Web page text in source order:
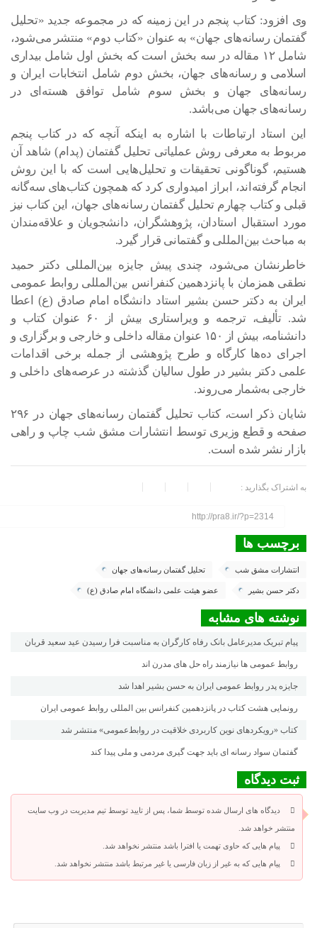
وی افزود: کتاب پنجم در این زمینه که در مجموعه جدید «تحلیل
گفتمان رسانه‌های جهان» به عنوان «کتاب دوم» منتشر می‌شود،
شامل ۱۲ مقاله در سه بخش است که بخش اول شامل بیداری
اسلامی و رسانه‌های جهان، بخش دوم شامل انتخابات ایران و
رسانه‌های جهان و بخش سوم شامل توافق هسته‌ای در
رسانه‌های جهان می‌باشد.
این استاد ارتباطات با اشاره به اینکه آنچه که در کتاب پنجم
مربوط به معرفی روش عملیاتی تحلیل گفتمان (پدام) شاهد آن
هستیم، گوناگونی تحقیقات و تحلیل‌هایی است که با این روش
انجام گرفته‌اند، ابراز امیدواری کرد که همچون کتاب‌های سه‌گانه
قبلی و کتاب چهارم تحلیل گفتمان رسانه‌های جهان، این کتاب نیز
مورد استقبال استادان، پژوهشگران، دانشجویان و علاقه‌مندان
به مباحث بین‌المللی و گفتمانی قرار گیرد.
خاطرنشان می‌شود، چندی پیش جایزه بین‌المللی دکتر حمید
نطقی همزمان با پانزدهمین کنفرانس بین‌المللی روابط عمومی
ایران به دکتر حسن بشیر استاد دانشگاه امام صادق (ع) اعطا
شد. تألیف، ترجمه و ویراستاری بیش از ۶۰ عنوان کتاب و
دانشنامه، بیش از ۱۵۰ عنوان مقاله داخلی و خارجی و برگزاری و
اجرای ده‌ها کارگاه و طرح پژوهشی از جمله برخی اقدامات
علمی دکتر بشیر در طول سالیان گذشته در عرصه‌های داخلی و
خارجی به‌شمار می‌روند.
شایان ذکر است، کتاب تحلیل گفتمان رسانه‌های جهان در ۲۹۶
صفحه و قطع وزیری توسط انتشارات مشق شب چاپ و راهی
بازار نشر شده است.
به اشتراک بگذارید :
http://pra8.ir/?p=2314
برچسب ها
انتشارات مشق شب تحلیل گفتمان رسانه‌های جهان
دکتر حسن بشیر عضو هیئت علمی دانشگاه امام صادق (ع)
نوشته های مشابه
پیام تبریک مدیرعامل بانک رفاه کارگران به مناسبت فرا رسیدن عید سعید قربان
روابط عمومی ها نیازمند راه حل های مدرن اند
جایزه پدر روابط عمومی ایران به حسن بشیر اهدا شد
رونمایی هشت کتاب در پانزدهمین کنفرانس بین المللی روابط عمومی ایران
کتاب «رویکردهای نوین کاربردی خلاقیت در روابط‌عمومی» منتشر شد
گفتمان سواد رسانه ای باید جهت گیری مردمی و ملی پیدا کند
ثبت دیدگاه
دیدگاه های ارسال شده توسط شما، پس از تایید توسط تیم مدیریت در وب سایت
منتشر خواهد شد.
پیام هایی که حاوی تهمت یا افترا باشد منتشر نخواهد شد.
پیام هایی که به غیر از زبان فارسی یا غیر مرتبط باشد منتشر نخواهد شد.